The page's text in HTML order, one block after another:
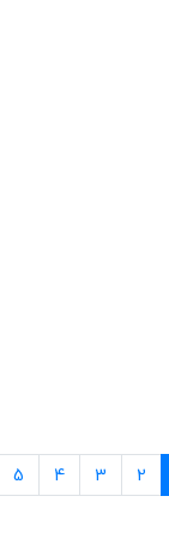
2
3
4
5